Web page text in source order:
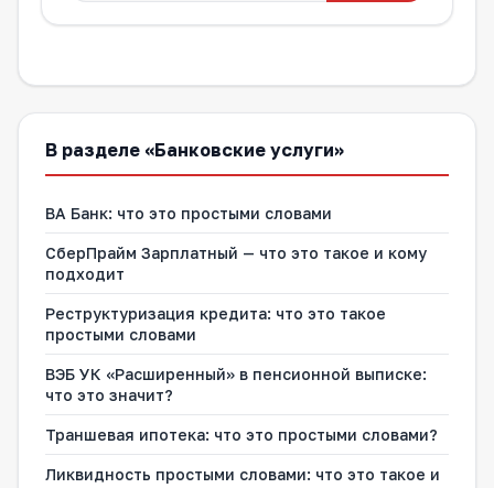
В разделе «Банковские услуги»
ВА Банк: что это простыми словами
СберПрайм Зарплатный — что это такое и кому
подходит
Реструктуризация кредита: что это такое
простыми словами
ВЭБ УК «Расширенный» в пенсионной выписке:
что это значит?
Траншевая ипотека: что это простыми словами?
Ликвидность простыми словами: что это такое и